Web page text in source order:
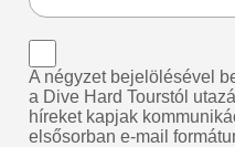
A négyzet bejelölésével
a Dive Hard Tourstól
híreket kapjak
elsősorban e-mail